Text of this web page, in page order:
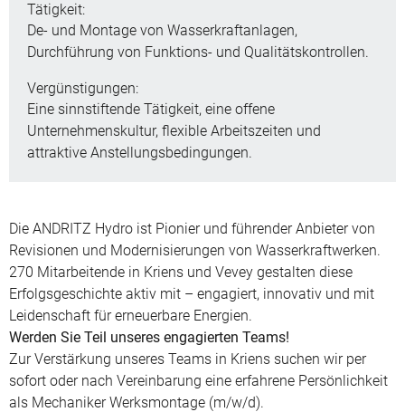
Tätigkeit:
De- und Montage von Wasserkraftanlagen,
Durchführung von Funktions- und Qualitätskontrollen.
Vergünstigungen:
Eine sinnstiftende Tätigkeit, eine offene
Unternehmenskultur, flexible Arbeitszeiten und
attraktive Anstellungsbedingungen.
Die ANDRITZ Hydro ist Pionier und führender Anbieter von
Revisionen und Modernisierungen von Wasserkraftwerken.
270 Mitarbeitende in Kriens und Vevey gestalten diese
Erfolgsgeschichte aktiv mit – engagiert, innovativ und mit
Leidenschaft für erneuerbare Energien.
Werden Sie Teil unseres engagierten Teams!
Zur Verstärkung unseres Teams in Kriens suchen wir per
sofort oder nach Vereinbarung eine erfahrene Persönlichkeit
als Mechaniker Werksmontage (m/w/d).